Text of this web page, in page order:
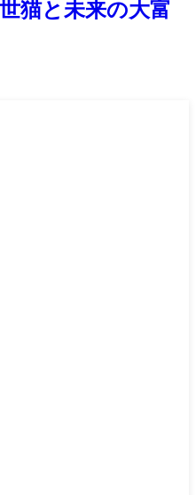
猫と未来の大富